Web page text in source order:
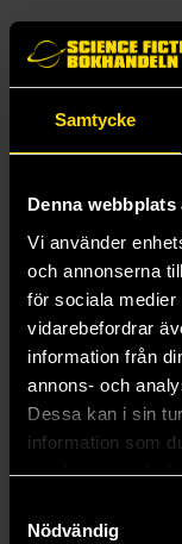
Samtycke
Denna
Vi använder
och annonserna
för sociala
vidarebefordrar
information från
annons- och
Dessa kan i sin
information som
samlat in när du
Nödvändig
Nyckelfodral med
Import från Japan.